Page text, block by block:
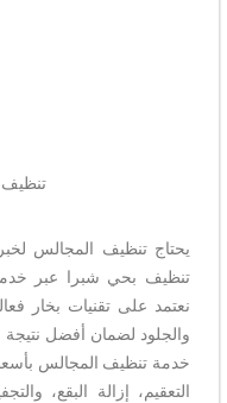
يحتاج تنظيف المجالس
تنظيف بحي شبرا عبر
نعتمد على تقنيات بخار
والجلود لضمان أفضل
التعقيم، إزالة البقع،